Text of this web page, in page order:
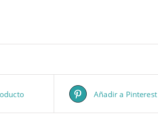
Añadir a Pinterest